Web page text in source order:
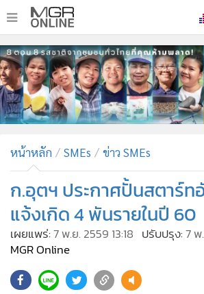
• หน้าหลัก
• ทันเหตุการณ์
• ภาคใต้
• ภูมิภาค
• บันเทิง
• คอลัมนิสต์
• ละคร
• CbizReview
• ผู้จัดกวน
หน้าหลัก SMEs ข่าว SMEs
ก.อุตฯ ประกาศปั้นสตาร์ท
แจ้งเกิด 4 พันรายในปี 60
เผยแพร่:7 พ.ย. 2559 13:18 ปรับปรุง:7 พ
MGR Online